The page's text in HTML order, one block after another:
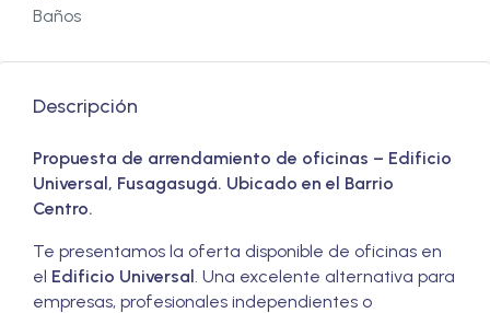
Baños
Descripción
Propuesta de arrendamiento de oficinas – Edificio
Universal, Fusagasugá. Ubicado en el Barrio
Centro.
Te presentamos la oferta disponible de oficinas en
el Edificio Universal. Una excelente alternativa para
empresas, profesionales independientes o